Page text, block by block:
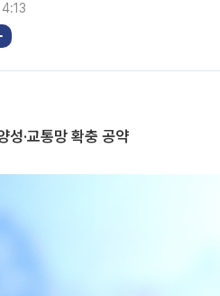
성·교통망 확충 공약